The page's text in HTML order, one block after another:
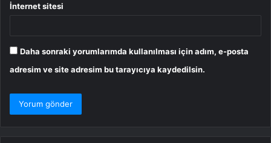
İnternet sitesi
Daha sonraki yorumlarımda kullanılması için adım, e-posta
adresim ve site adresim bu tarayıcıya kaydedilsin.